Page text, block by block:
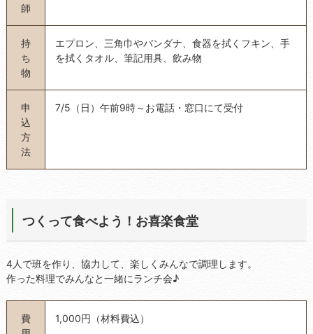
師
持
ち
物
エプロン、三角巾やバンダナ、食器を拭くフキン、手
を拭くタオル、筆記用具、飲み物
申
込
方
法
7/5（日）午前9時～お電話・窓口にて受付
つくって食べよう！お喜楽食堂
4人で班を作り、協力して、楽しくみんなで調理します。
作った料理でみんなと一緒にランチ会♪
費
1,000円（材料費込）